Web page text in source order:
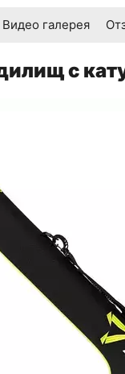
Видео галерея
с